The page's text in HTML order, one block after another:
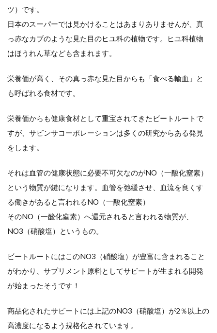
ー
ト
の
床
験
結
果
に
つ
い
サ
ビ
ー
ト
ツ）です。
日本のスーパーでは見かけることはあまりありませんが、真
っ赤なカブのような見た目のヒユ科の植物です。ヒユ科植物
はほうれん草なども含まれます。
栄養価が高く、その真っ赤な見た目からも「食べる輸血」と
も呼ばれる食材です。
栄養価からも健康食材として重宝されてきたビートルートで
すが、サビンサコーポレーションは多くの研究からある発見
をします。
それは血管の健康状態に必要不可欠なのがNO（一酸化窒素）
という物質が鍵になります。血管を弛緩させ、血流を良くす
る働きがあると言われるNO（一酸化窒素）
そのNO（一酸化窒素）へ還元されると言われる物質が、
NO3（硝酸塩）というもの。
ビートルートにはこのNO3（硝酸塩）が豊富に含まれること
がわかり、サプリメント原料としてサビートが生まれる開発
が始まったそうです！
商品化されたサビートには上記のNO3（硝酸塩）が2％以上の
高濃度になるよう規格化されています。